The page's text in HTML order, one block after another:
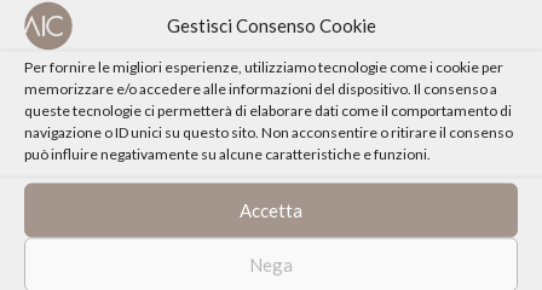
Gestisci Consenso Cookie
Per fornire le migliori esperienze, utilizziamo tecnologie come i cookie per
memorizzare e/o accedere alle informazioni del dispositivo. Il consenso a
queste tecnologie ci permetterà di elaborare dati come il comportamento di
navigazione o ID unici su questo sito. Non acconsentire o ritirare il consenso
può influire negativamente su alcune caratteristiche e funzioni.
Accetta
Nega
Commento musicale di Gianni Fusco, voce
Angela Lazzaroni, pianoforte